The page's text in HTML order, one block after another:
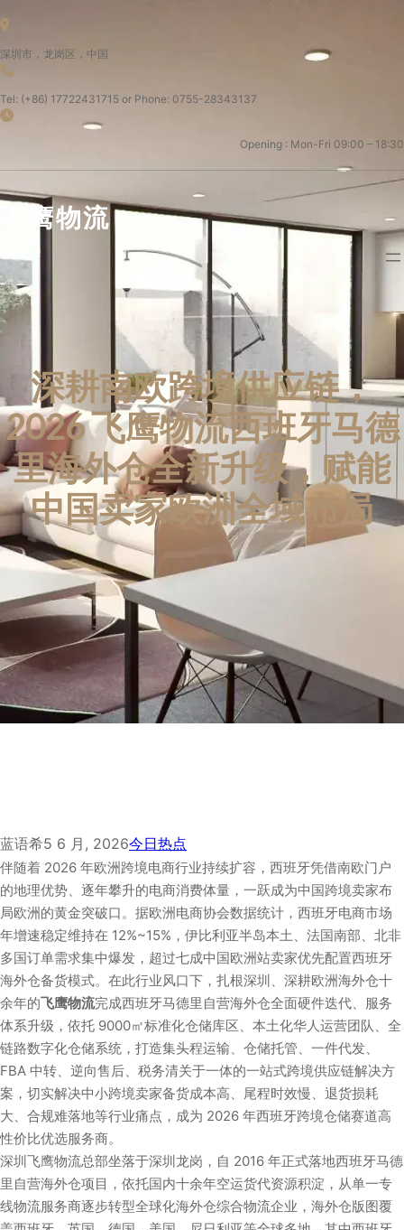
深圳市，龙岗区，中国
Tel: (+86) 17722431715 or Phone: 0755-28343137
Opening : Mon-Fri 09:00 – 18:30
飞鹰物流
深耕南欧跨境供应链，
2026 飞鹰物流西班牙马德
里海外仓全新升级，赋能
中国卖家欧洲全域布局
蓝语希5 6 月, 2026今日热点
伴随着 2026 年欧洲跨境电商行业持续扩容，西班牙凭借南欧门户
的地理优势、逐年攀升的电商消费体量，一跃成为中国跨境卖家布
局欧洲的黄金突破口。据欧洲电商协会数据统计，西班牙电商市场
年增速稳定维持在 12%~15%，伊比利亚半岛本土、法国南部、北非
多国订单需求集中爆发，超过七成中国欧洲站卖家优先配置西班牙
海外仓备货模式。在此行业风口下，扎根深圳、深耕欧洲海外仓十
余年的飞鹰物流完成西班牙马德里自营海外仓全面硬件迭代、服务
体系升级，依托 9000㎡标准化仓储库区、本土化华人运营团队、全
链路数字化仓储系统，打造集头程运输、仓储托管、一件代发、
FBA 中转、逆向售后、税务清关于一体的一站式跨境供应链解决方
案，切实解决中小跨境卖家备货成本高、尾程时效慢、退货损耗
大、合规难落地等行业痛点，成为 2026 年西班牙跨境仓储赛道高
性价比优选服务商。
深圳飞鹰物流总部坐落于深圳龙岗，自 2016 年正式落地西班牙马德
里自营海外仓项目，依托国内十余年空运货代资源积淀，从单一专
线物流服务商逐步转型全球化海外仓综合物流企业，海外仓版图覆